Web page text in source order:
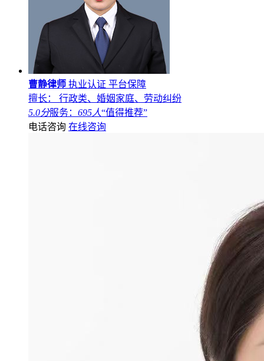
曹静律师 执业认证 平台保障
擅长： 行政类、婚姻家庭、劳动纠纷
5.0分服务： 695人“值得推荐”
电话咨询 在线咨询